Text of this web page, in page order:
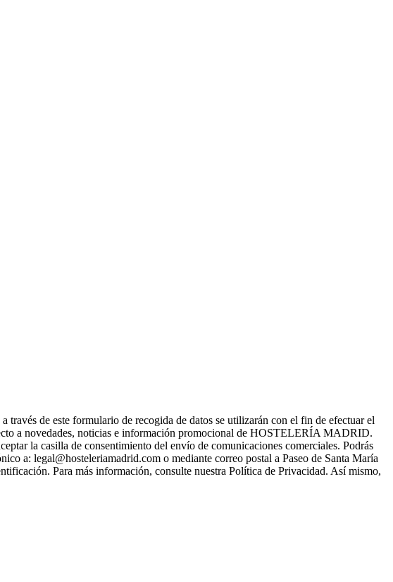
de este formulario de recogida de datos se utilizarán con el fin de efectuar el
a novedades, noticias e información promocional de HOSTELERÍA MADRID.
la casilla de consentimiento del envío de comunicaciones comerciales. Podrás
a: legal@hosteleriamadrid.com o mediante correo postal a Paseo de Santa María
Para más información, consulte nuestra Política de Privacidad. Así mismo,